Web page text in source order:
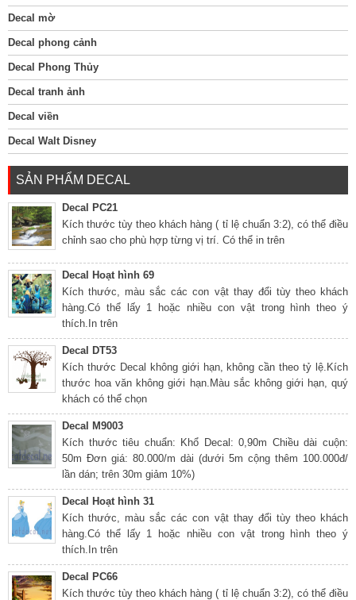
Decal mờ
Decal phong cảnh
Decal Phong Thủy
Decal tranh ảnh
Decal viền
Decal Walt Disney
SẢN PHẨM DECAL
Decal PC21
Kích thước tùy theo khách hàng ( tỉ lệ chuẩn 3:2), có thể điều
chỉnh sao cho phù hợp từng vị trí. Có thể in trên
Decal Hoạt hình 69
Kích thước, màu sắc các con vật thay đổi tùy theo khách
hàng.Có thể lấy 1 hoặc nhiều con vật trong hình theo ý
thích.In trên
Decal DT53
Kích thước Decal không giới hạn, không cần theo tỷ lệ.Kích
thước hoa văn không giới hạn.Màu sắc không giới hạn, quý
khách có thể chọn
Decal M9003
Kích thước tiêu chuẩn: Khổ Decal: 0,90m Chiều dài cuộn:
50m Đơn giá: 80.000/m dài (dưới 5m cộng thêm 100.000đ/
lần dán; trên 30m giảm 10%)
Decal Hoạt hình 31
Kích thước, màu sắc các con vật thay đổi tùy theo khách
hàng.Có thể lấy 1 hoặc nhiều con vật trong hình theo ý
thích.In trên
Decal PC66
Kích thước tùy theo khách hàng ( tỉ lệ chuẩn 3:2), có thể điều